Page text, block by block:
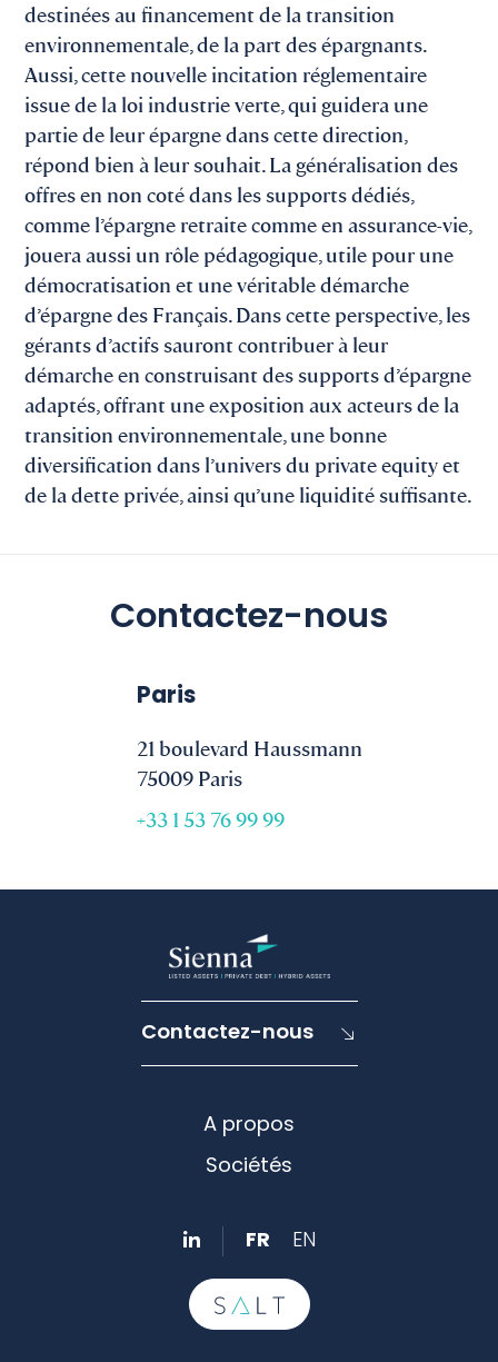
destinées au financement de la transition
environnementale, de la part des épargnants.
Aussi, cette nouvelle incitation réglementaire
issue de la loi industrie verte, qui guidera une
partie de leur épargne dans cette direction,
répond bien à leur souhait. La généralisation des
offres en non coté dans les supports dédiés,
comme l’épargne retraite comme en assurance-vie,
jouera aussi un rôle pédagogique, utile pour une
démocratisation et une véritable démarche
d’épargne des Français. Dans cette perspective, les
gérants d’actifs sauront contribuer à leur
démarche en construisant des supports d’épargne
adaptés, offrant une exposition aux acteurs de la
transition environnementale, une bonne
diversification dans l’univers du private equity et
de la dette privée, ainsi qu’une liquidité suffisante.
Contactez-nous
Paris
21 boulevard Haussmann
75009 Paris
+33 1 53 76 99 99
Contactez-nous
A propos
Sociétés
FR EN